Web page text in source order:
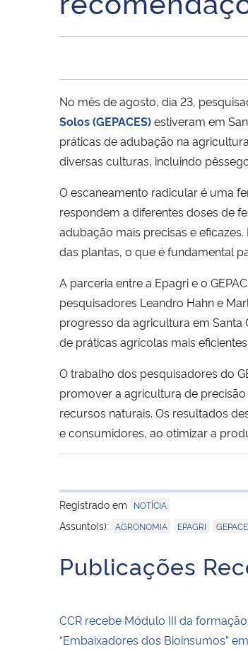
No mês de agosto, dia 23,
Solos (GEPACES)estiveram em
práticas de adubação na
diversas culturas, incluindo
O escaneamento radicular é uma
respondem a diferentes doses de
adubação mais precisas e
das plantas, o que é fundamental
A parceria entre a Epagri e o
pesquisadores Leandro Hahn e
progresso da agricultura em Santa
de práticas agrícolas mais
O trabalho dos pesquisadores do
promover a agricultura de
recursos naturais. Os resultados
e consumidores, ao otimizar a
Registrado em
NOTÍCIA
Assunto(s): AGRONOMIA EPAGRI
Publicações
CCR recebe Módulo III da formação
“Embaixadores dos Bioinsumos”